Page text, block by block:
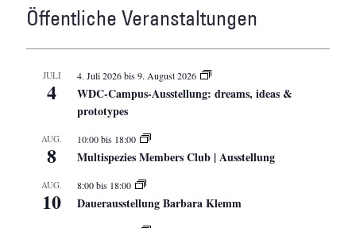
Öffentliche Veranstaltungen
JULI
4
4. Juli 2026bis9. August 2026
WDC-Campus-Ausstellung: dreams, ideas &
prototypes
AUG.
8
10:00bis 18:00
Multispezies Members Club | Ausstellung
AUG.
10
8:00bis 18:00
Dauerausstellung Barbara Klemm